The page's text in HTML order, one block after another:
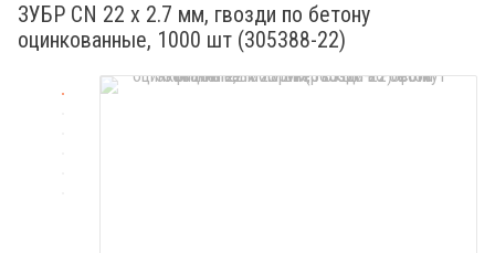
ЗУБР CN 22 х 2.7 мм, гвозди по бетону
оцинкованные, 1000 шт (305388-22)